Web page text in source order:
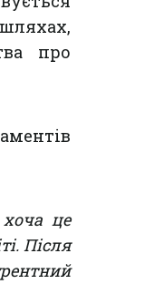
про
це
Після